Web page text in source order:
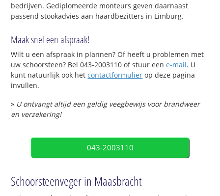
bedrijven. Gediplomeerde monteurs geven daarnaast
passend stookadvies aan haardbezitters in Limburg.
Maak snel een afspraak!
Wilt u een afspraak in plannen? Of heeft u problemen met
uw schoorsteen? Bel 043-2003110 of stuur eene-mail. U
kunt natuurlijk ook hetcontactformulier op deze pagina
invullen.
» U ontvangt altijd een geldig veegbewijs voor brandweer
en verzekering!
043-2003110
Schoorsteenveger in Maasbracht